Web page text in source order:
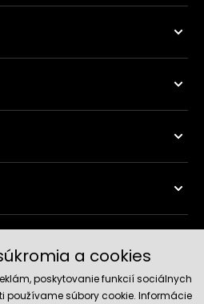
a cookies
poskytovanie funkcií sociálnych
súbory cookie. Informácie